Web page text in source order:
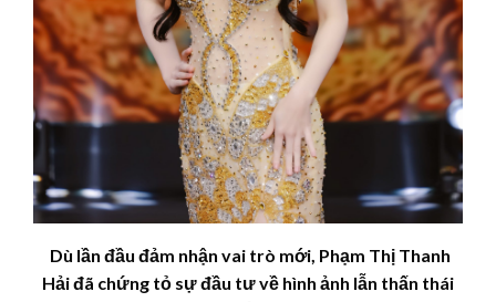
Dù lần đầu đảm nhận vai trò mới, Phạm Thị Thanh
Hải đã chứng tỏ sự đầu tư về hình ảnh lẫn thấn thái